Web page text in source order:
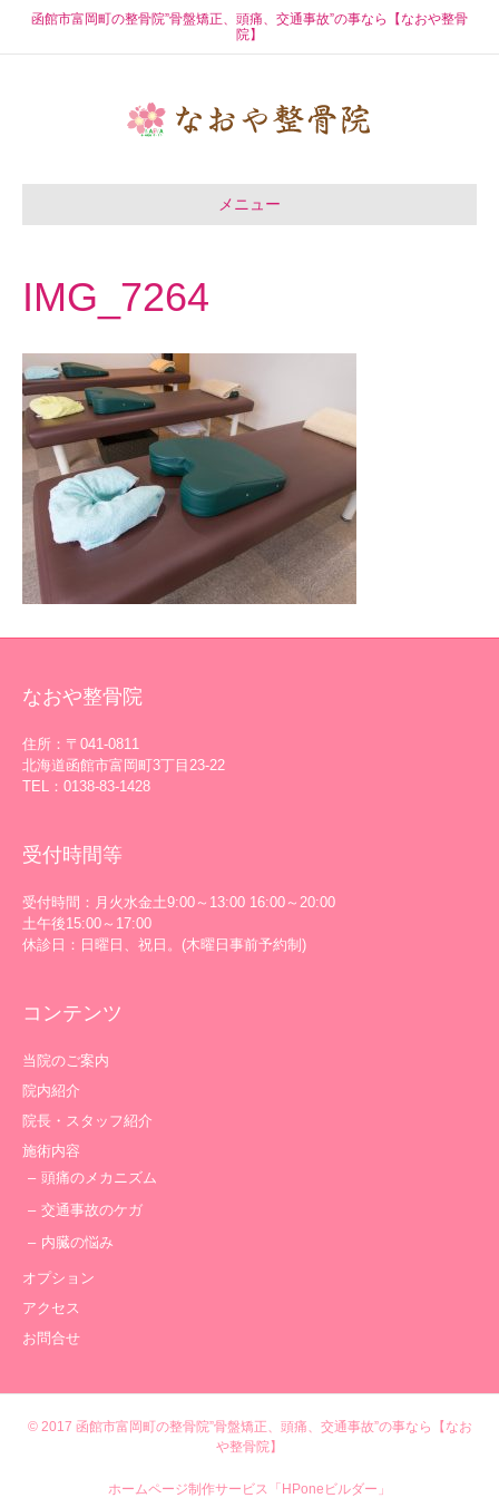
函館市富岡町の整骨院”骨盤矯正、頭痛、交通事故”の事なら【なおや整骨
院】
メニュー
IMG_7264
なおや整骨院
住所：〒041-0811
北海道函館市富岡町3丁目23-22
TEL：0138-83-1428
受付時間等
受付時間：月火水金土9:00～13:00 16:00～20:00
土午後15:00～17:00
休診日：日曜日、祝日。(木曜日事前予約制)
コンテンツ
当院のご案内
院内紹介
院長・スタッフ紹介
施術内容
頭痛のメカニズム
交通事故のケガ
内臓の悩み
オプション
アクセス
お問合せ
© 2017 函館市富岡町の整骨院”骨盤矯正、頭痛、交通事故”の事なら【なお
や整骨院】
ホームページ制作サービス「HPoneビルダー」